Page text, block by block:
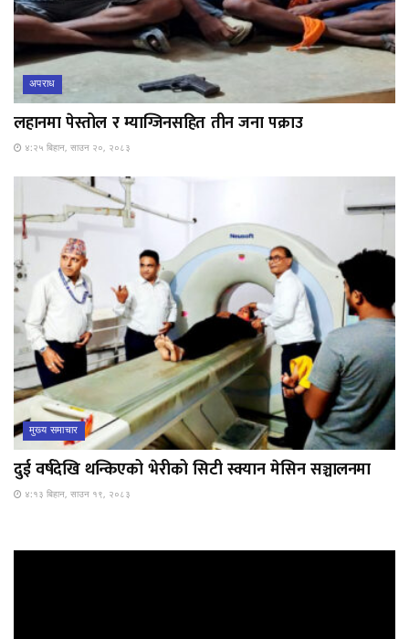
अपराध
लहानमा पेस्तोल र म्याग्जिनसहित तीन जना पक्राउ
४:२५ बिहान, साउन २०, २०८३
मुख्य समाचार
दुई वर्षदेखि थन्किएको भेरीको सिटी स्क्यान मेसिन सञ्चालनमा
४:१३ बिहान, साउन १९, २०८३